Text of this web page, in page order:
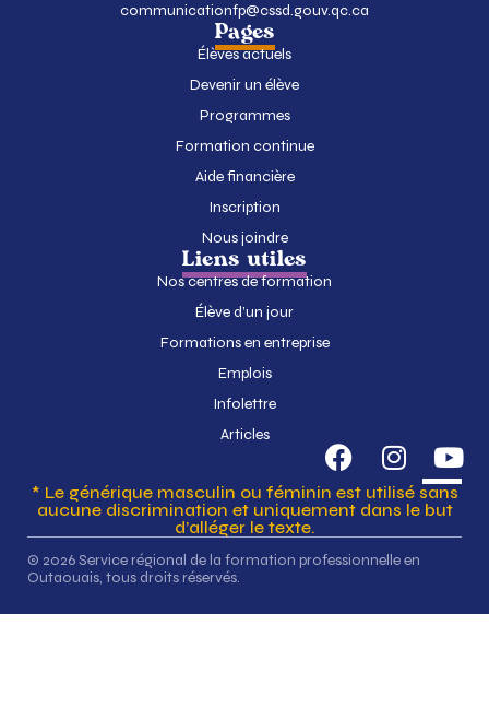
communicationfp@cssd.gouv.qc.ca
Pages
Élèves actuels
Devenir un élève
Programmes
Formation continue
Aide financière
Inscription
Nous joindre
Liens utiles
Nos centres de formation
Élève d’un jour
Formations en entreprise
Emplois
Infolettre
Articles
* Le générique masculin ou féminin est utilisé sans
aucune discrimination et uniquement dans le but
d’alléger le texte.
© 2026 Service régional de la formation professionnelle en
Outaouais, tous droits réservés.